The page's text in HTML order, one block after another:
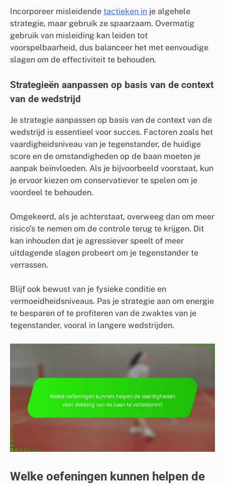
Incorporeer misleidende tactieken in je algehele
strategie, maar gebruik ze spaarzaam. Overmatig
gebruik van misleiding kan leiden tot
voorspelbaarheid, dus balanceer het met eenvoudige
slagen om de effectiviteit te behouden.
Strategieën aanpassen op basis van de context
van de wedstrijd
Je strategie aanpassen op basis van de context van de
wedstrijd is essentieel voor succes. Factoren zoals het
vaardigheidsniveau van je tegenstander, de huidige
score en de omstandigheden op de baan moeten je
aanpak beïnvloeden. Als je bijvoorbeeld voorstaat, kun
je ervoor kiezen om conservatiever te spelen om je
voordeel te behouden.
Omgekeerd, als je achterstaat, overweeg dan om meer
risico’s te nemen om de controle terug te krijgen. Dit
kan inhouden dat je agressiever speelt of meer
uitdagende slagen probeert om je tegenstander te
verrassen.
Blijf ook bewust van je fysieke conditie en
vermoeidheidsniveaus. Pas je strategie aan om energie
te besparen of te profiteren van de zwaktes van je
tegenstander, vooral in langere wedstrijden.
Welke oefeningen kunnen helpen de